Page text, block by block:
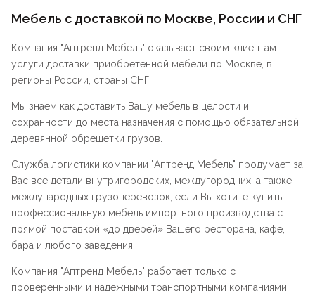
Мебель с доставкой по Москве, России и СНГ
Компания "Аптренд Мебель" оказывает своим клиентам
услуги доставки приобретенной мебели по Москве, в
регионы России, страны СНГ.
Мы знаем как доставить Вашу мебель в целости и
сохранности до места назначения с помощью обязательной
деревянной обрешетки грузов.
Служба логистики компании "Аптренд Мебель" продумает за
Вас все детали внутригородских, междугородних, а также
международных грузоперевозок, если Вы хотите купить
профессиональную мебель импортного производства с
прямой поставкой «до дверей» Вашего ресторана, кафе,
бара и любого заведения.
Компания "Аптренд Мебель" работает только с
проверенными и надежными транспортными компаниями